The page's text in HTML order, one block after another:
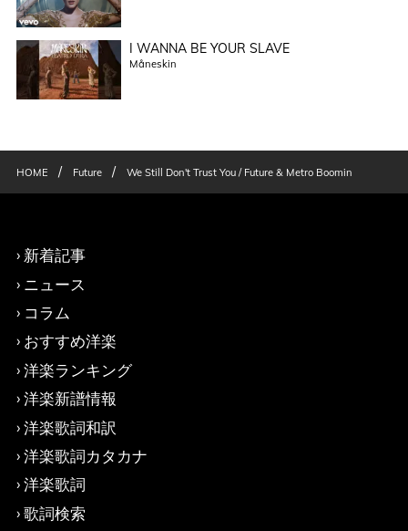
I WANNA BE YOUR SLAVE
Måneskin
HOME / Future / We Still Don't Trust You / Future & Metro Boomin
新着記事
ニュース
コラム
おすすめ洋楽
洋楽ランキング
洋楽新譜情報
洋楽歌詞和訳
洋楽歌詞カタカナ
洋楽歌詞
歌詞検索